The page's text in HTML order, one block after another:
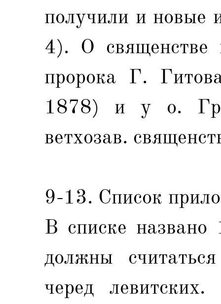
получили и новые
4). О священстве
пророка Г.
1878) и у о. Гр.
ветхозав.
9-13. Список
В списке названо
должны
черед